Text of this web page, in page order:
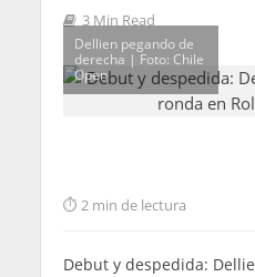
3 Min Read
Dellien pegando de
derecha | Foto: Chile
Open
2 min de lectura
Debut y despedida: